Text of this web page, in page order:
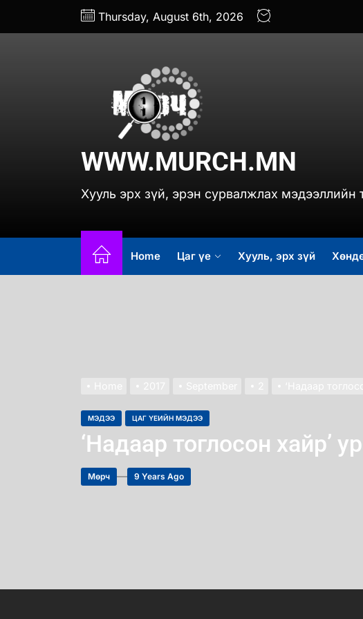
Thursday, August 6th, 2026
WWW.MURCH.MN
Хууль эрх зүй, эрэн сурвалжлах мэдээллийн
Home Цаг үе Хууль, эрх зүй
МЭДЭЭ ЦАГ ҮЕИЙН МЭДЭЭ
‘Надаар тоглосон хайр’
Мөрч 9 Years Ago